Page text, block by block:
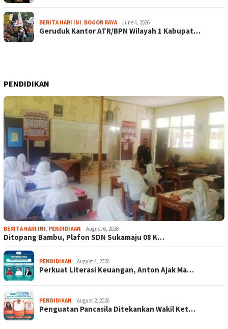
BERITA HARI INI, BOGOR RAYA June 4, 2026
Geruduk Kantor ATR/BPN Wilayah 1 Kabupat…
PENDIDIKAN
BERITA HARI INI, PENDIDIKAN August 6, 2026
Ditopang Bambu, Plafon SDN Sukamaju 08 K…
PENDIDIKAN August 4, 2026
Perkuat Literasi Keuangan, Anton Ajak Ma…
PENDIDIKAN August 2, 2026
Penguatan Pancasila Ditekankan Wakil Ket…